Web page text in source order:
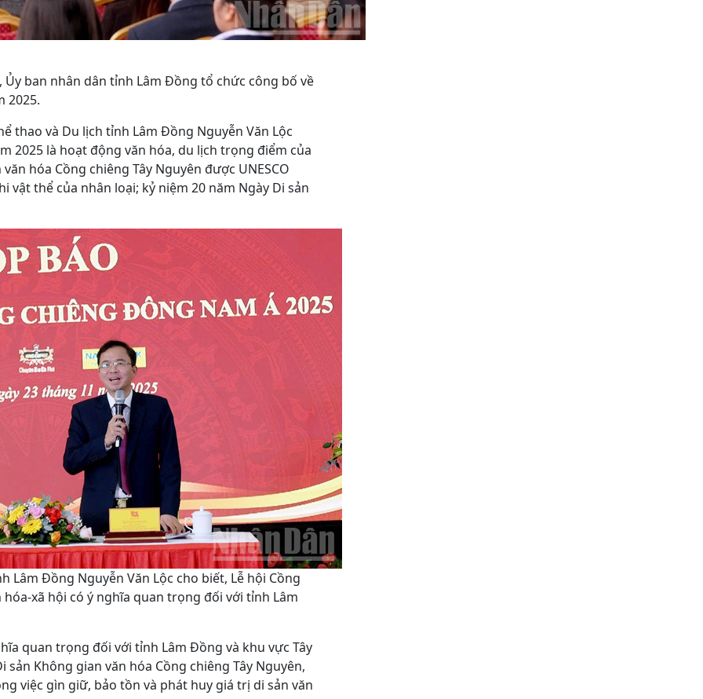
ban nhân dân tỉnh Lâm Đồng tổ chức công bố về
2025.
thao và Du lịch tỉnh Lâm Đồng Nguyễn Văn Lộc
2025 là hoạt động văn hóa, du lịch trọng điểm của
hóa Cồng chiêng Tây Nguyên được UNESCO
vật thể của nhân loại; kỷ niệm 20 năm Ngày Di sản
Lâm Đồng Nguyễn Văn Lộc cho biết, Lễ hội Cồng
xã hội có ý nghĩa quan trọng đối với tỉnh Lâm
quan trọng đối với tỉnh Lâm Đồng và khu vực Tây
Không gian văn hóa Cồng chiêng Tây Nguyên,
việc gìn giữ, bảo tồn và phát huy giá trị di sản văn